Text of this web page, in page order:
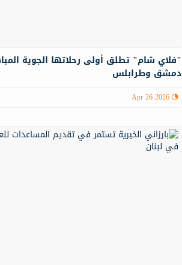
"فلاي شام" تطلق أولى رحلاتها الجوية
دمشق وطرابلس
Apr 26 2026